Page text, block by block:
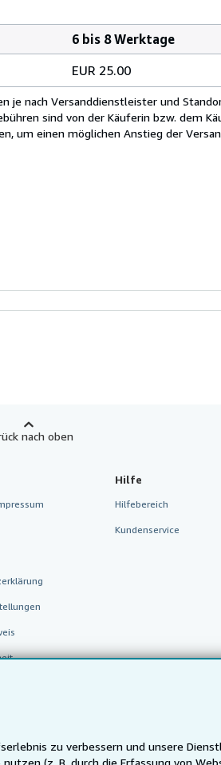
zu verbessern und unsere
(z. B. durch die Erfassung von
6 bis 8 Werktage
EUR 25.00
je nach Versanddienstleister und
sind von der Käuferin bzw. dem
um einen möglichen Anstieg der
nach oben
Hilfe
Hilfebereich
Kundenservice